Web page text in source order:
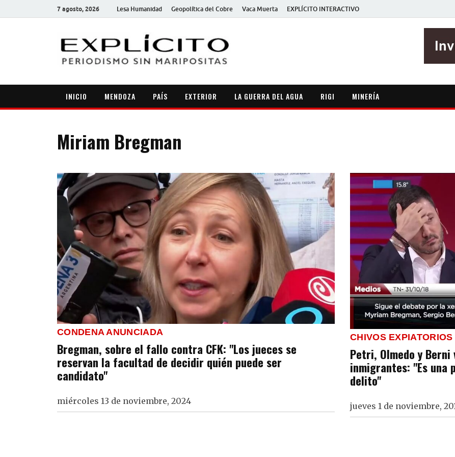
7 agosto, 2026 Lesa Humanidad Geopolítica del Cobre Vaca Muerta EXPLÍCITO INTERACTIVO
INICIO MENDOZA PAÍS EXTERIOR LA GUERRA DEL AGUA RIGI MINERÍA
Miriam Bregman
CONDENA ANUNCIADA
Bregman, sobre el fallo contra CFK: "Los jueces se
reservan la facultad de decidir quién puede ser
candidato"
miércoles 13 de noviembre, 2024
CHIVOS EXPIATORIOS
Petri, Olmedo y
inmigrantes: "Es una
delito"
jueves 1 de noviembre,